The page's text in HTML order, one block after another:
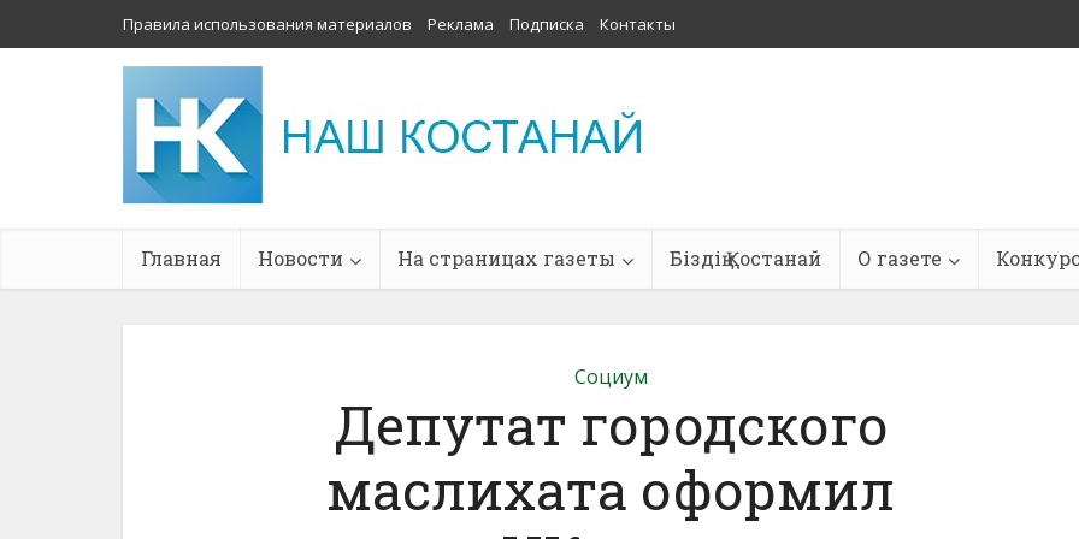
Правила использования материалов Реклама Подписка Контакты
Главная Новости На страницах газеты Біздің Қостанай О газете
Социум
Депутат городского
маслихата оформил